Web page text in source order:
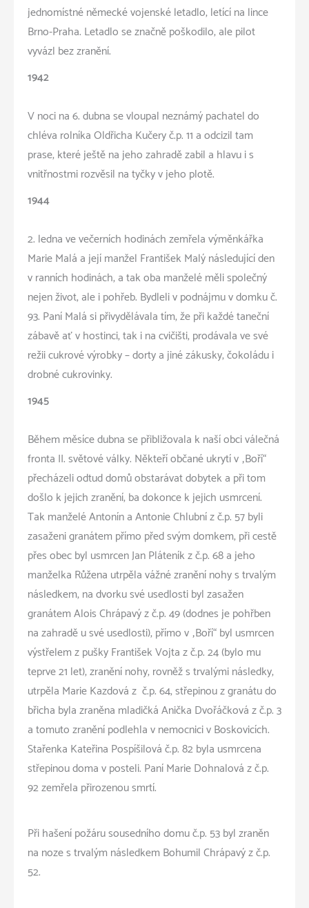
jednomístné německé vojenské letadlo, letící na lince
Brno-Praha. Letadlo se značně poškodilo, ale pilot
vyvázl bez zranění.
1942
V noci na 6. dubna se vloupal neznámý pachatel do
chléva rolníka Oldřicha Kučery č.p. 11 a odcizil tam
prase, které ještě na jeho zahradě zabil a hlavu i s
vnitřnostmi rozvěsil na tyčky v jeho plotě.
1944
2. ledna ve večerních hodinách zemřela výměnkářka
Marie Malá a její manžel František Malý následující den
v ranních hodinách, a tak oba manželé měli společný
nejen život, ale i pohřeb. Bydleli v podnájmu v domku č.
93. Paní Malá si přivydělávala tím, že při každé taneční
zábavě ať v hostinci, tak i na cvičišti, prodávala ve své
režii cukrové výrobky – dorty a jiné zákusky, čokoládu i
drobné cukrovinky.
1945
Během měsíce dubna se přibližovala k naší obci válečná
fronta II. světové války. Někteří občané ukrytí v „Boří“
přecházeli odtud domů obstarávat dobytek a při tom
došlo k jejich zranění, ba dokonce k jejich usmrcení.
Tak manželé Antonín a Antonie Chlubní z č.p. 57 byli
zasaženi granátem přímo před svým domkem, při cestě
přes obec byl usmrcen Jan Pláteník z č.p. 68 a jeho
manželka Růžena utrpěla vážné zranění nohy s trvalým
následkem, na dvorku své usedlosti byl zasažen
granátem Alois Chrápavý z č.p. 49 (dodnes je pohřben
na zahradě u své usedlosti), přímo v „Boří“ byl usmrcen
výstřelem z pušky František Vojta z č.p. 24 (bylo mu
teprve 21 let), zranění nohy, rovněž s trvalými následky,
utrpěla Marie Kazdová z č.p. 64, střepinou z granátu do
břicha byla zraněna mladičká Anička Dvořáčková z č.p. 3
a tomuto zranění podlehla v nemocnici v Boskovicích.
Stařenka Kateřina Pospíšilová č.p. 82 byla usmrcena
střepinou doma v posteli. Paní Marie Dohnalová z č.p.
92 zemřela přirozenou smrtí.
Při hašení požáru sousedního domu č.p. 53 byl zraněn
na noze s trvalým následkem Bohumil Chrápavý z č.p.
52.